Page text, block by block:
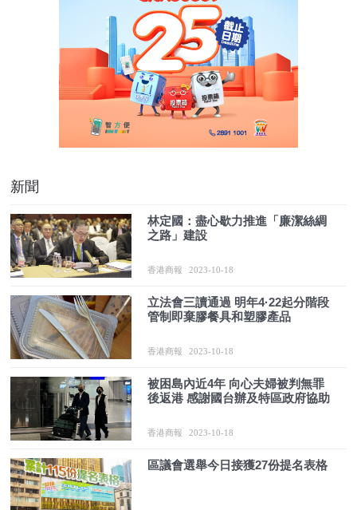
新聞
林定國：盡心歇力推進「廉潔絲綢
之路」建設
香港商報 2023-10-18
立法會三讀通過 明年4·22起分階段
管制即棄膠餐具和塑膠產品
香港商報 2023-10-18
被困島內近4年 向心夫婦被判無罪
後返港 感謝國台辦及特區政府協助
香港商報 2023-10-18
區議會選舉今日接獲27份提名表格